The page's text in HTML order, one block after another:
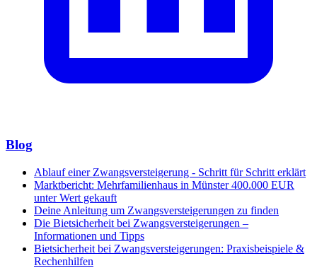
Blog
Ablauf einer Zwangsversteigerung - Schritt für Schritt erklärt
Marktbericht: Mehrfamilienhaus in Münster 400.000 EUR
unter Wert gekauft
Deine Anleitung um Zwangsversteigerungen zu finden
Die Bietsicherheit bei Zwangsversteigerungen –
Informationen und Tipps
Bietsicherheit bei Zwangsversteigerungen: Praxisbeispiele &
Rechenhilfen